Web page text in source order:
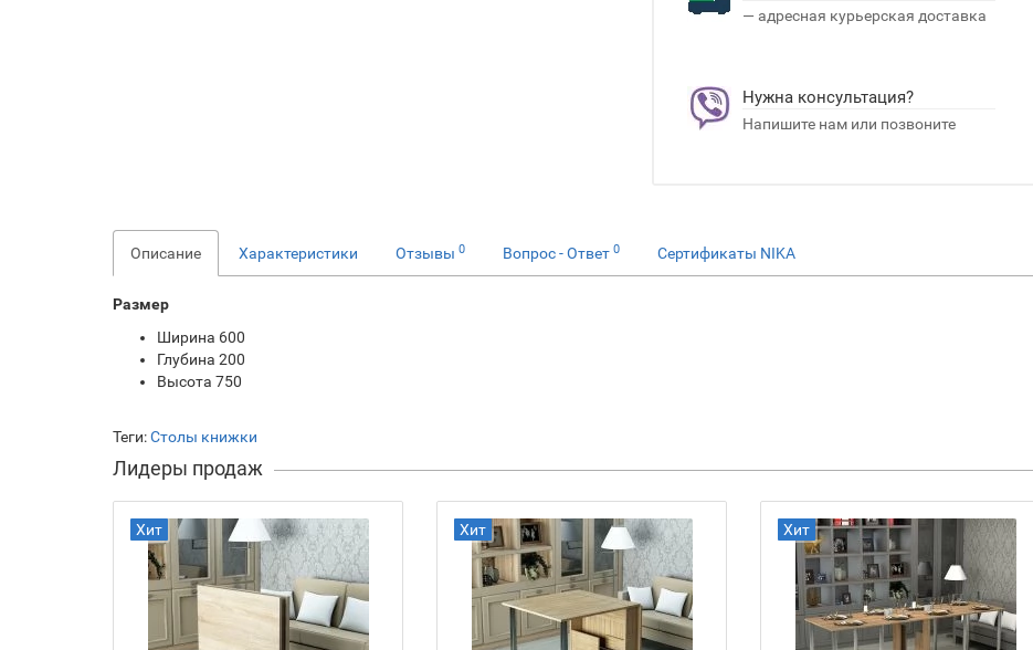
— адресная курьерская доставка
Нужна консультация?
Напишите нам или позвоните
Описание Характеристики Отзывы 0 Вопрос - Ответ 0 Сертификаты NIKA
Размер
Ширина 600
Глубина 200
Высота 750
Теги:Столы книжки
Лидеры продаж
Хит Хит Хит